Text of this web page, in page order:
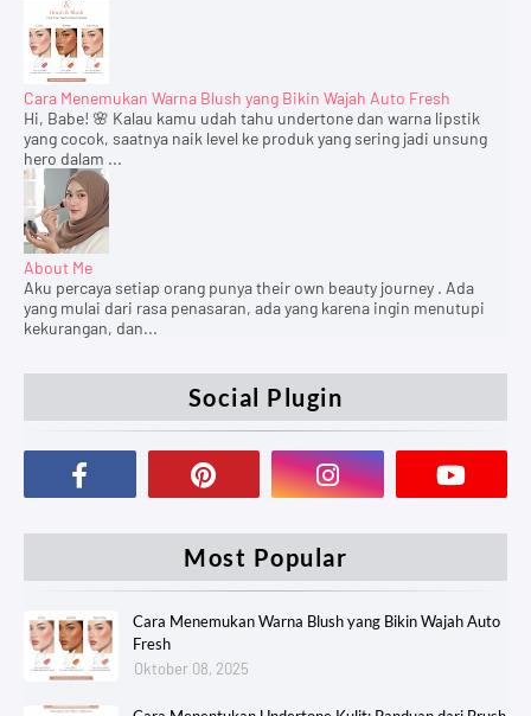
Cara Menemukan Warna Blush yang Bikin Wajah Auto Fresh
Hi, Babe! 🌸 Kalau kamu udah tahu undertone dan warna lipstik
yang cocok, saatnya naik level ke produk yang sering jadi unsung
hero dalam ...
About Me
Aku percaya setiap orang punya their own beauty journey . Ada
yang mulai dari rasa penasaran, ada yang karena ingin menutupi
kekurangan, dan...
Social Plugin
Most Popular
Cara Menemukan Warna Blush yang Bikin Wajah Auto
Fresh
Oktober 08, 2025